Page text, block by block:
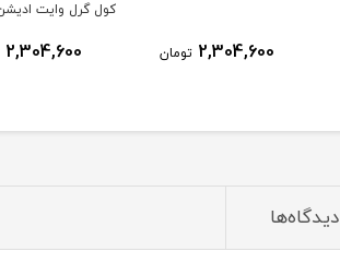
2,304,600 تومان
کول گرل وایت
2,304,600
دیدگاه‌ها